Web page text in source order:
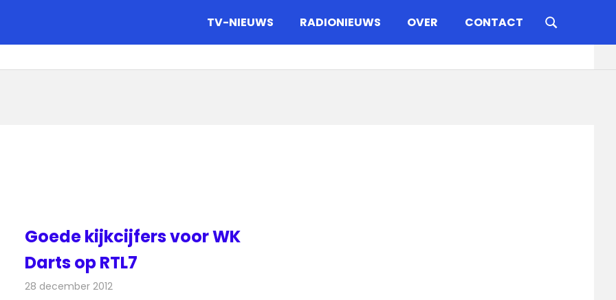
TV-NIEUWS RADIONIEUWS OVER CONTACT
Goede kijkcijfers voor WK
Darts op RTL7
28 december 2012